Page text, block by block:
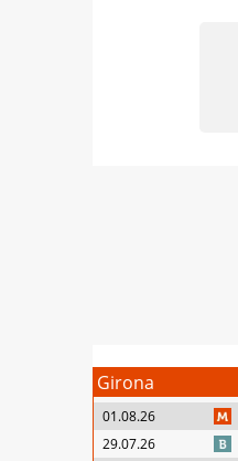
Girona
01.08.26
29.07.26